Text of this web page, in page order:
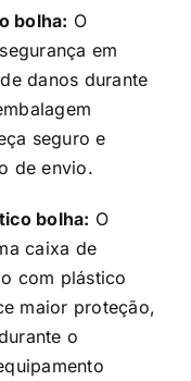
bolha: O
em
danos durante
seguro e
de envio.
bolha: O
caixa de
com plástico
maior proteção,
o